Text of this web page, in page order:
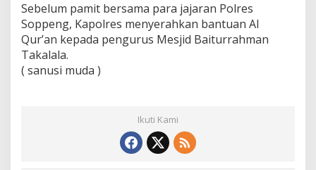
Sebelum pamit bersama para jajaran Polres
Soppeng, Kapolres menyerahkan bantuan Al
Qur’an kepada pengurus Mesjid Baiturrahman
Takalala.
( sanusi muda )
Ikuti Kami